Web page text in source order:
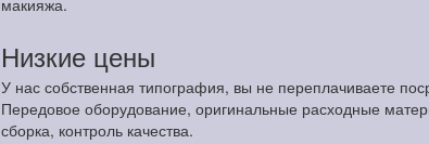
Низкие цены
У нас собственная типография, вы не переплачиваете
Передовое оборудование, оригинальные расходные
сборка, контроль качества.